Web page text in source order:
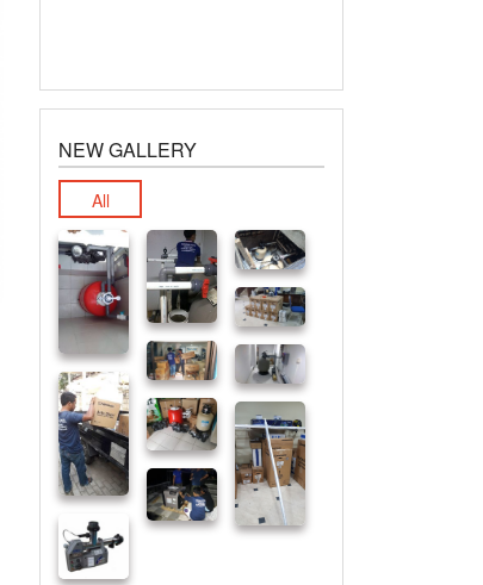
NEW GALLERY
All